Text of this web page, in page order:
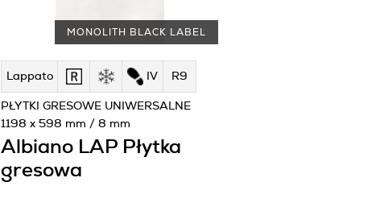
MONOLITH BLACK LABEL
Lappato IV R9
Albiano LAP Płytka
gresowa
PŁYTKI GRESOWE UNIWERSALNE
1198 x 598 mm / 8 mm